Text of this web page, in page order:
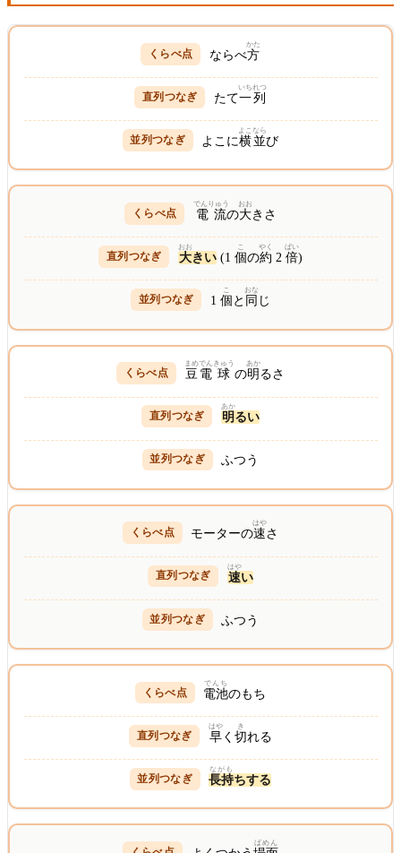
ならべ方
かた
たて一
いち
列
れつ
よこに横並
よこなら
び
電流
でんりゅう
の大
おお
きさ
大
おお
きい(1 個
こ
の約
やく
2 倍
ばい
)
1 個
こ
と 同
おな
じ
豆
まめ
電
でん
球
きゅう
の明
あか
るさ
明
あか
るい
ふつう
モーターの速
はや
さ
速
はや
い
ふつう
電池
でんち
のもち
早
はや
く 切
き
れる
長持
ながも
ちする
ばめん